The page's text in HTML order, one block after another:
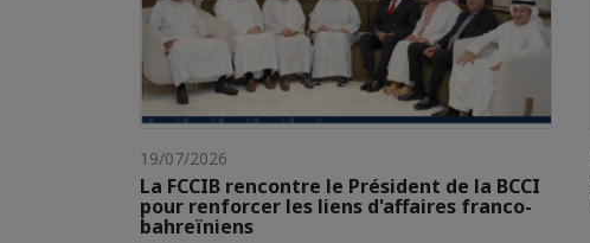
19/07/2026
La FCCIB rencontre le Président de la BCCI
pour renforcer les liens d'affaires franco-
bahreïniens